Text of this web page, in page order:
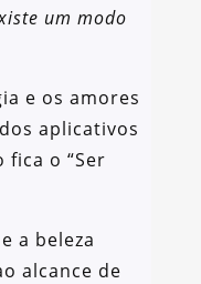
um modo
e os amores
aplicativos
o “Ser
a beleza
alcance de